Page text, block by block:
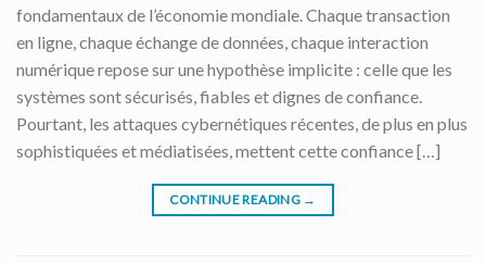
fondamentaux de l’économie mondiale. Chaque transaction
en ligne, chaque échange de données, chaque interaction
numérique repose sur une hypothèse implicite : celle que les
systèmes sont sécurisés, fiables et dignes de confiance.
Pourtant, les attaques cybernétiques récentes, de plus en plus
sophistiquées et médiatisées, mettent cette confiance […]
CONTINUE READING →